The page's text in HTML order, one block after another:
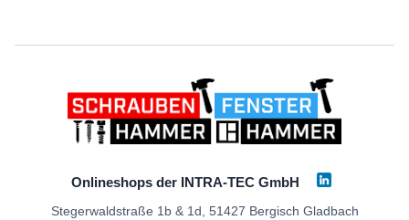
Onlineshops der INTRA-TEC GmbH
Stegerwaldstraße 1b & 1d, 51427 Bergisch Gladbach